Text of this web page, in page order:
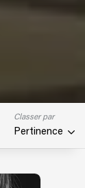
Classer par
Pertinence